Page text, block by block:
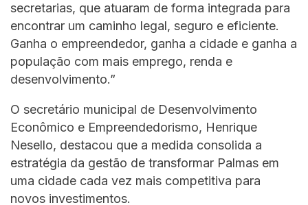
secretarias, que atuaram de forma integrada para
encontrar um caminho legal, seguro e eficiente.
Ganha o empreendedor, ganha a cidade e ganha a
população com mais emprego, renda e
desenvolvimento.”
O secretário municipal de Desenvolvimento
Econômico e Empreendedorismo, Henrique
Nesello, destacou que a medida consolida a
estratégia da gestão de transformar Palmas em
uma cidade cada vez mais competitiva para
novos investimentos.